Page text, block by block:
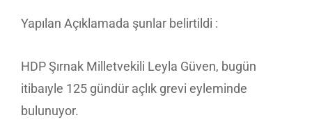
Yapılan Açıklamada şunlar belirtildi :
HDP Şırnak Milletvekili Leyla Güven, bugün
itibaıyle 125 gündür açlık grevi eyleminde
bulunuyor.